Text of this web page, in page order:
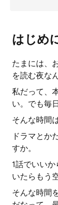
はじめ
たまには、
を読む夜な
私だって、
い。でも毎
そんな時間
ドラマとか
すか。
1話でいい
いたらもう
そんな時間